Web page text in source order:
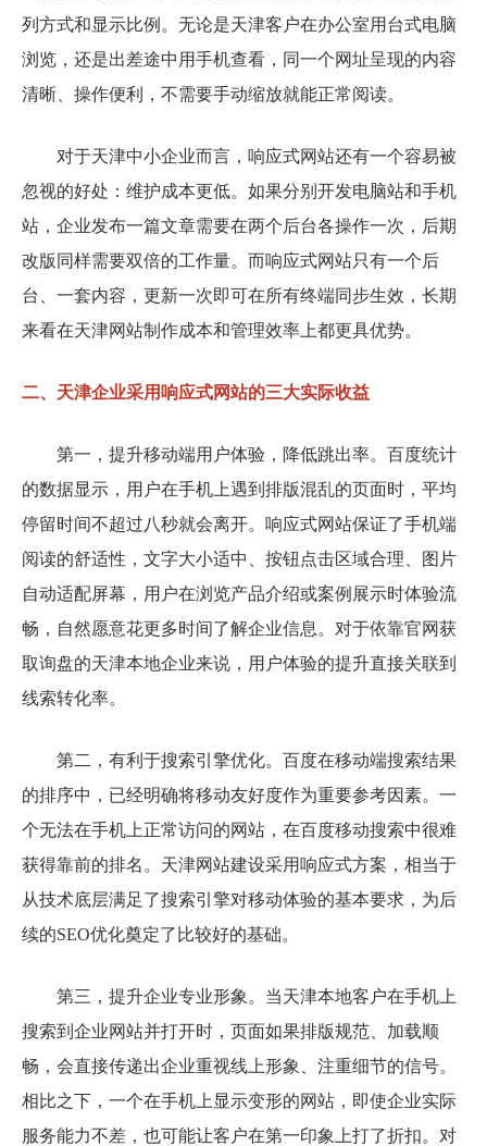
列方式和显示比例。无论是天津客户在办公室用台式电脑
浏览，还是出差途中用手机查看，同一个网址呈现的内容
清晰、操作便利，不需要手动缩放就能正常阅读。
对于天津中小企业而言，响应式网站还有一个容易被
忽视的好处：维护成本更低。如果分别开发电脑站和手机
站，企业发布一篇文章需要在两个后台各操作一次，后期
改版同样需要双倍的工作量。而响应式网站只有一个后
台、一套内容，更新一次即可在所有终端同步生效，长期
来看在天津网站制作成本和管理效率上都更具优势。
二、天津企业采用响应式网站的三大实际收益
第一，提升移动端用户体验，降低跳出率。百度统计
的数据显示，用户在手机上遇到排版混乱的页面时，平均
停留时间不超过八秒就会离开。响应式网站保证了手机端
阅读的舒适性，文字大小适中、按钮点击区域合理、图片
自动适配屏幕，用户在浏览产品介绍或案例展示时体验流
畅，自然愿意花更多时间了解企业信息。对于依靠官网获
取询盘的天津本地企业来说，用户体验的提升直接关联到
线索转化率。
第二，有利于搜索引擎优化。百度在移动端搜索结果
的排序中，已经明确将移动友好度作为重要参考因素。一
个无法在手机上正常访问的网站，在百度移动搜索中很难
获得靠前的排名。天津网站建设采用响应式方案，相当于
从技术底层满足了搜索引擎对移动体验的基本要求，为后
续的SEO优化奠定了比较好的基础。
第三，提升企业专业形象。当天津本地客户在手机上
搜索到企业网站并打开时，页面如果排版规范、加载顺
畅，会直接传递出企业重视线上形象、注重细节的信号。
相比之下，一个在手机上显示变形的网站，即使企业实际
服务能力不差，也可能让客户在第一印象上打了折扣。对